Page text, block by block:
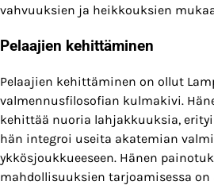
vahvuuksien ja heikkouksien
Pelaajien kehittäminen
Pelaajien kehittäminen on ollut
valmennusfilosofian kulmakivi.
kehittää nuoria lahjakkuuksia,
hän integroi useita akatemian
ykkösjoukkueeseen. Hänen
mahdollisuuksien tarjoamisessa